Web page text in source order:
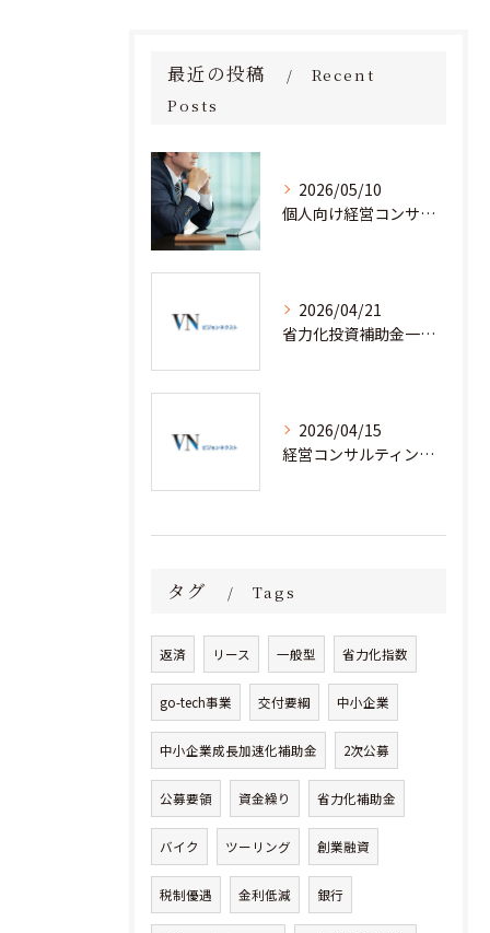
最近の投稿
Recent
Posts
2026/05/10
個人向け経営コンサルタント料金の全貌を徹底解説
2026/04/21
省力化投資補助金一般型を経営コンサルティングと安心して活用するための実践ノウハウ
2026/04/15
経営コンサルティングと省力化補助金で人手不足企業が成果を出す実践事例集
タグ Tags
返済 リース 一般型 省力化指数
go-tech事業 交付要綱 中小企業
中小企業成長加速化補助金 2次公募
公募要領 資金繰り 省力化補助金
バイク ツーリング 創業融資
税制優遇 金利低減 銀行